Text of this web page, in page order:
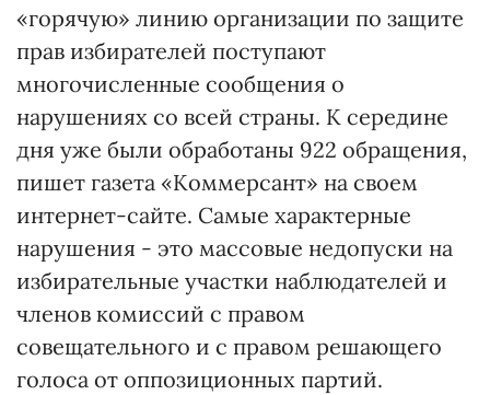
«горячую» линию организации по защите
прав избирателей поступают
многочисленные сообщения о
нарушениях со всей страны. К середине
дня уже были обработаны 922 обращения,
пишет газета «Коммерсант» на своем
интернет-сайте. Самые характерные
нарушения - это массовые недопуски на
избирательные участки наблюдателей и
членов комиссий с правом
совещательного и с правом решающего
голоса от оппозиционных партий.